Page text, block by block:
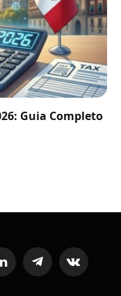
Guia Completo
LinkedInTelegramVKontakte